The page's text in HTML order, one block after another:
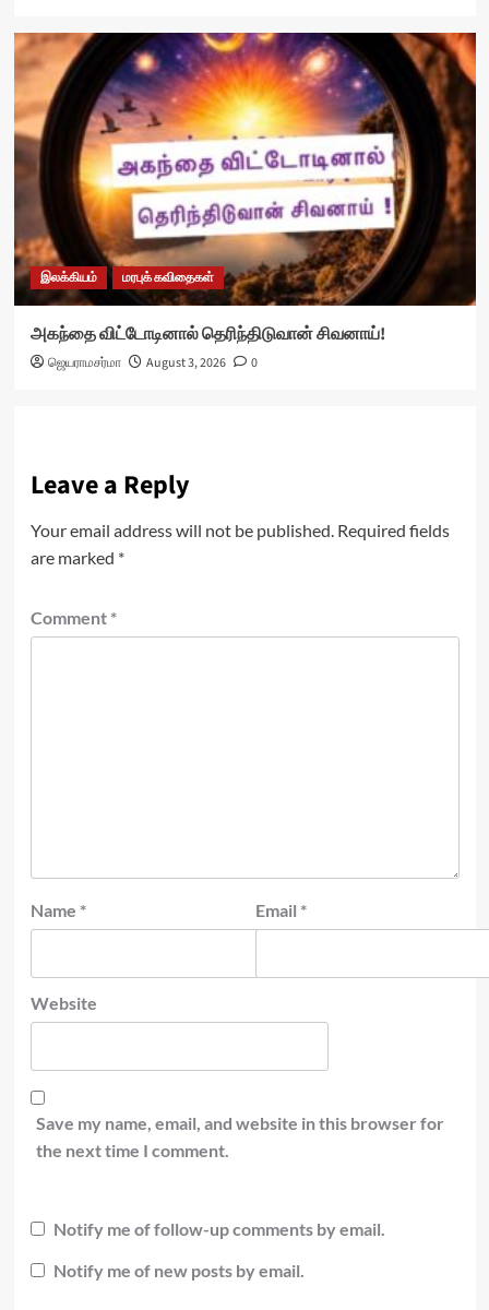
இலக்கியம் மரபுக் கவிதைகள்
அகந்தை விட்டோடினால் தெரிந்திடுவான் சிவனாய்!
ஜெயராமசர்மா August 3, 2026 0
Leave a Reply
Your email address will not be published. Required fields
are marked *
Comment *
Name * Email *
Website
Save my name, email, and website in this browser for
the next time I comment.
Notify me of follow-up comments by email.
Notify me of new posts by email.